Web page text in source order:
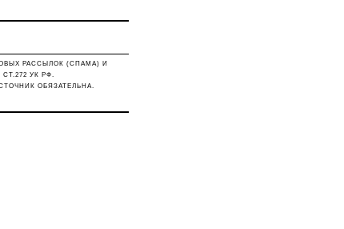
РАССЫЛОК (СПАМА) И
УК РФ.
ОБЯЗАТЕЛЬНА.